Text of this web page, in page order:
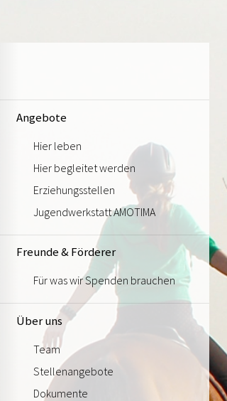
Angebote
Hier leben
Hier begleitet werden
Erziehungsstellen
Jugendwerkstatt AMOTIMA
Freunde & Förderer
Für was wir Spenden brauchen
Über uns
Team
Stellenangebote
Dokumente